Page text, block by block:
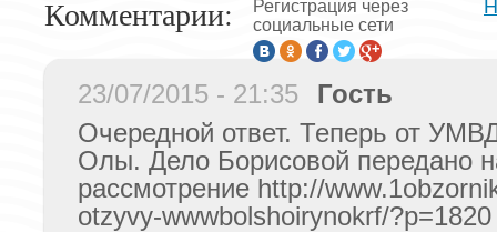
Комментарии:
Регистрация через
социальные сети
23/07/2015 - 21:35
Гость
Очередной ответ. Теперь от
Олы. Дело Борисовой передано
рассмотрение http://
otzyvy-wwwbolshoirynokrf/?p=1820